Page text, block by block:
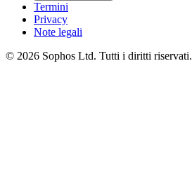
Termini
Privacy
Note legali
© 2026 Sophos Ltd. Tutti i diritti riservati.